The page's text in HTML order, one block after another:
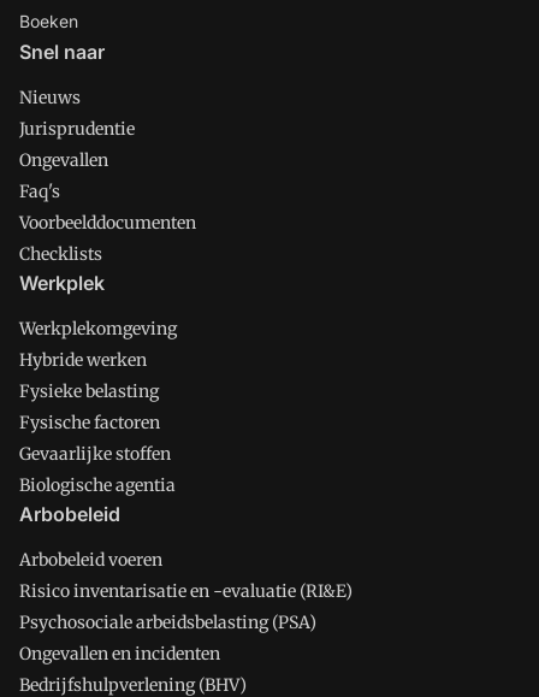
Boeken
Snel naar
Nieuws
Jurisprudentie
Ongevallen
Faq's
Voorbeelddocumenten
Checklists
Werkplek
Werkplekomgeving
Hybride werken
Fysieke belasting
Fysische factoren
Gevaarlijke stoffen
Biologische agentia
Arbobeleid
Arbobeleid voeren
Risico inventarisatie en -evaluatie (RI&E)
Psychosociale arbeidsbelasting (PSA)
Ongevallen en incidenten
Bedrijfshulpverlening (BHV)